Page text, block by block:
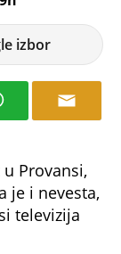
izbor
i nevesta,
televizija